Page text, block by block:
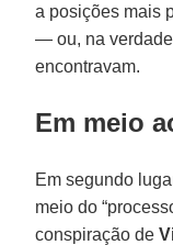
a posições mais
— ou, na
encontravam.
Em meio
Em segundo
meio do
conspiração de